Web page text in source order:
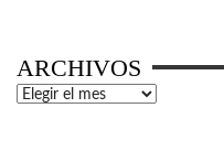
ARCHIVOS
Archivos